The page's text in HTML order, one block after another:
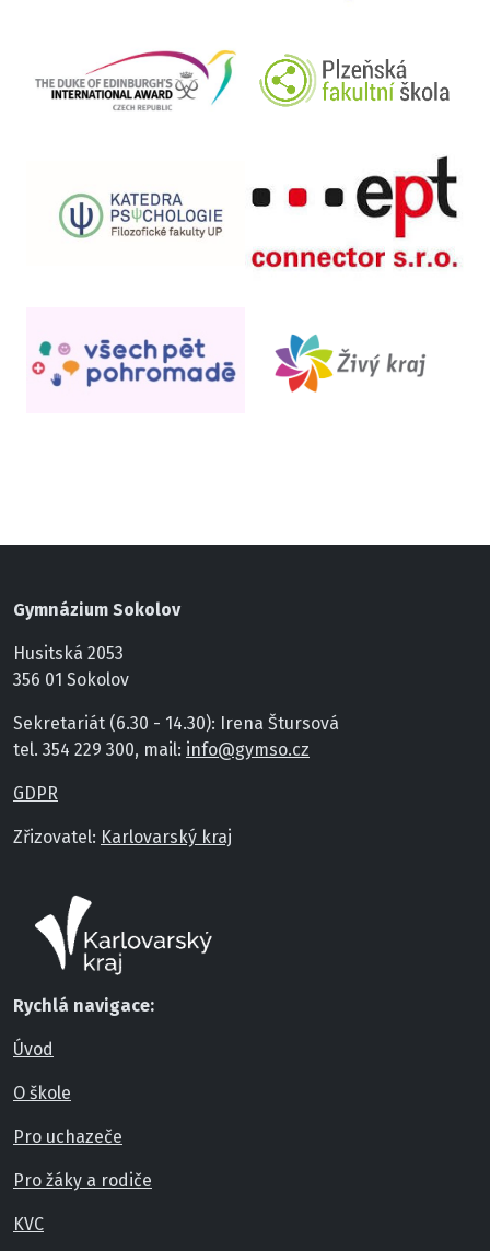
Gymnázium Sokolov
Husitská 2053
356 01 Sokolov
Sekretariát (6.30 - 14.30): Irena Štursová
tel. 354 229 300, mail: info@gymso.cz
GDPR
Zřizovatel: Karlovarský kraj
Rychlá navigace:
Úvod
O škole
Pro uchazeče
Pro žáky a rodiče
KVC